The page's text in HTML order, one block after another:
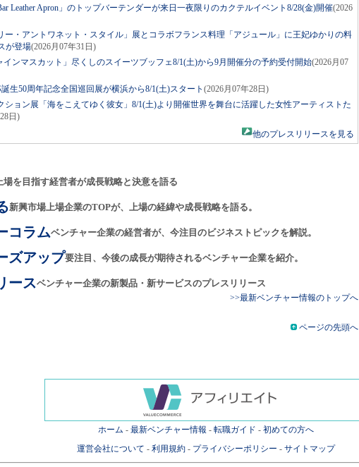
Leather Apron」のトップバーテンダーが来日一夜限りのカクテルイベント8/28(金)開催(2026
ー・アントワネット・スタイル」展とコラボフランス料理「アジュール」に王妃ゆかりの料
が登場(2026月07年31日)
インマスカット」尽くしのスイーツブッフェ8/1(土)から9月開催分の予約受付開始(2026月07
生50周年記念全国巡回展が横浜から8/1(土)スタート (2026月07年28日)
ション展「海をこえてゆく彼女」8/1(土)より開催世界を舞台に活躍した女性アーティストた
日)
他のプレスリリースを見る
場を目指す経営者が成長戦略と決意を語る
新興市場上場企業のTOPが、上場の経緯や成長戦略を語る。
コラムベンチャー企業の経営者が、今注目のビジネストピックを解説。
ズアップ要注目、今後の成長が期待されるベンチャー企業を紹介。
ースベンチャー企業の新製品・新サービスのプレスリリース
>>最新ベンチャー情報のトップへ
ページの先頭へ
ホーム - 最新ベンチャー情報 - 転職ガイド - 初めての方へ
運営会社について - 利用規約 - プライバシーポリシー - サイトマップ